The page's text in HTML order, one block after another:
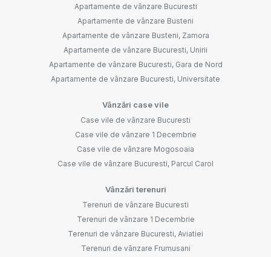
Apartamente de vânzare Bucuresti
Apartamente de vânzare Busteni
Apartamente de vânzare Busteni, Zamora
Apartamente de vânzare Bucuresti, Unirii
Apartamente de vânzare Bucuresti, Gara de Nord
Apartamente de vânzare Bucuresti, Universitate
Vânzări case vile
Case vile de vânzare Bucuresti
Case vile de vânzare 1 Decembrie
Case vile de vânzare Mogosoaia
Case vile de vânzare Bucuresti, Parcul Carol
Vânzări terenuri
Terenuri de vânzare Bucuresti
Terenuri de vânzare 1 Decembrie
Terenuri de vânzare Bucuresti, Aviatiei
Terenuri de vânzare Frumusani